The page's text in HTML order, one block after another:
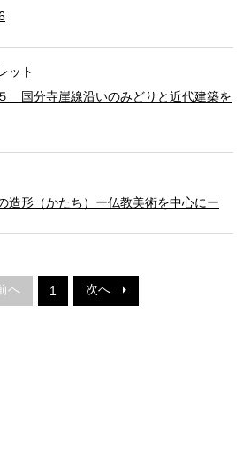
ット
国分寺崖線沿いのみどりと近代建築を
造形（かたち）ー仏教美術を中心にー
へ 1 次へ